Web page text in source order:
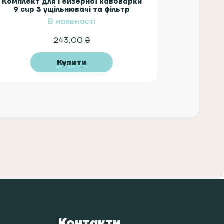
Комплект для Гейзерної кавоварки
9 cup 3 ущільнювачі та фільтр
В наявності
243,00 ₴
Купити